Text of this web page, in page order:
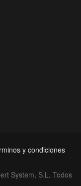
y condiciones
System, S.L. Todos